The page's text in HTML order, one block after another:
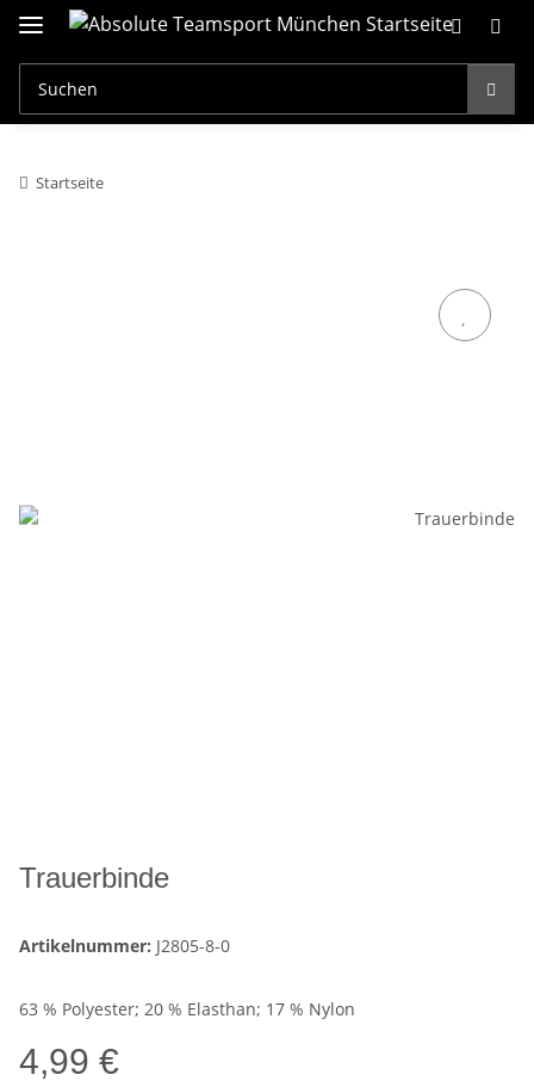
Startseite
Trauerbinde
Artikelnummer: J2805-8-0
63 % Polyester; 20 % Elasthan; 17 % Nylon
4,99 €